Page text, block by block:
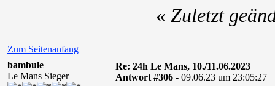
Zum Seitenanfang
« Zuletzt
bambule
Le Mans Sieger
Re: 24h Le Mans, 10./11.06.2023
Antwort #306 - 09.06.23 um 23:05:27